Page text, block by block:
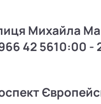
Михайла
42 5610:00 -